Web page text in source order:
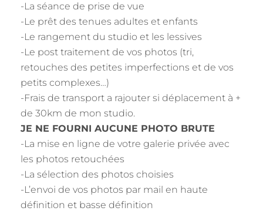
-La séance de prise de vue
-Le prêt des tenues adultes et enfants
-Le rangement du studio et les lessives
-Le post traitement de vos photos (tri,
retouches des petites imperfections et de vos
petits complexes…)
-Frais de transport a rajouter si déplacement à +
de 30km de mon studio.
JE NE FOURNI AUCUNE PHOTO BRUTE
-La mise en ligne de votre galerie privée avec
les photos retouchées
-La sélection des photos choisies
-L’envoi de vos photos par mail en haute
définition et basse définition